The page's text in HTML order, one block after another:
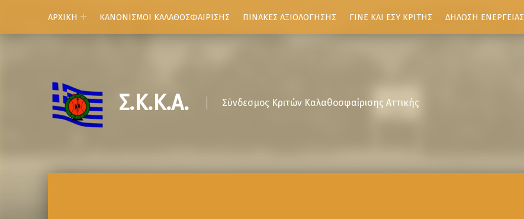
ΑΡΧΙΚΗ ΚΑΝΟΝΙΣΜΟΙ ΚΑΛΑΘΟΣΦΑΙΡΙΣΗΣ ΠΙΝΑΚΕΣ ΑΞΙΟΛΟΓΗΣΗΣ ΓΙΝΕ ΚΑΙ ΕΣΥ ΚΡΙΤΗΣ ΔΗΛΩΣΗ ΕΝΕΡΓΕΙΑΣ
Σ.Κ.Κ.Α. Σύνδεσμος Κριτών Καλαθοσφαίρισης Αττικής